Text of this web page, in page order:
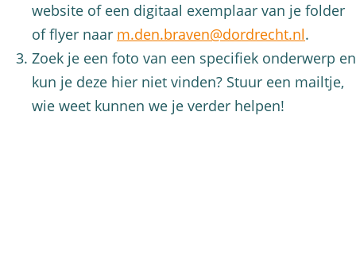
website of een digitaal exemplaar van je folder
of flyer naar m.den.braven@dordrecht.nl.
Zoek je een foto van een specifiek onderwerp en
kun je deze hier niet vinden? Stuur een mailtje,
wie weet kunnen we je verder helpen!